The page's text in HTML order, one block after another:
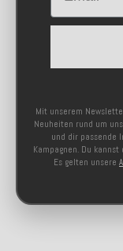
Mit unserem
Neuheiten rund um
und dir passende
Kampagnen. Du
Es gelten unsere